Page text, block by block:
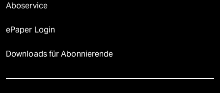
Aboservice
ePaper Login
Downloads für Abonnierende